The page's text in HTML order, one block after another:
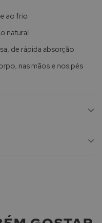
ao frio
natural
de rápida absorção
nas mãos e nos pés